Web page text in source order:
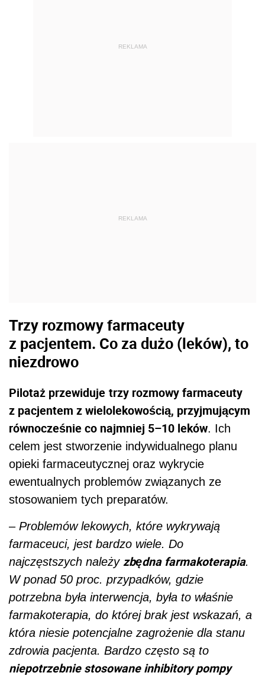
REKLAMA
stosowaniem tych preparatów.
– Problemów lekowych, które wykrywają
najczęstszych należyzbędna farmakoterapia
W ponad 50 proc. przypadków, gdzie
potrzebna była interwencja, była to właśnie
farmakoterapia, do której brak jest wskazań, a
która niesie potencjalne zagrożenie dla stanu
zdrowia pacjenta. Bardzo często są to
niepotrzebnie stosowane inhibitory pompy
protonowejtraktowane przez pacjentów jako
leki osłonowe i dokładane sobie jako 16., 20.
lek do już rozległej farmakoterapii
– wymienia
dr hab. n. med. Agnieszka Neumann-
Podczaska.
Częstoniepotrzebna farmakoterapia wynika
stąd, żelekarzenie mają pełnej wiedzy o tym,
jakie leki, przepisane przez innych
specjalistów, przyjmuje pacjent. Winny bywa